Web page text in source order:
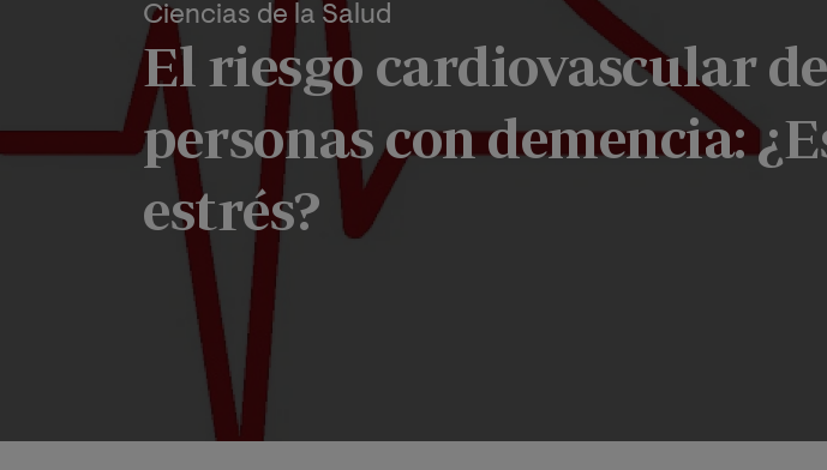
Ciencias de la Salud
El riesgo cardiovascular
personas con demencia:
estrés?